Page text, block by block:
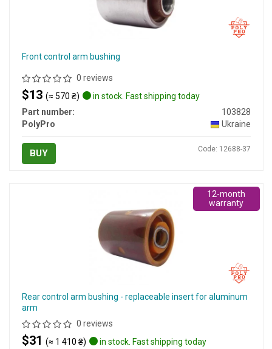
Front control arm bushing
0 reviews
$13 (≈ 570 ₴)
in stock. Fast shipping today
Part number:
103828
PolyPro
Ukraine
BUY Code: 12688-37
Rear control arm bushing - replaceable insert for aluminum
arm
0 reviews
$31 (≈ 1 410 ₴) in stock. Fast shipping today
12-month
warranty